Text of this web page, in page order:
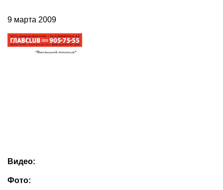
9 марта 2009
Видео:
Фото: